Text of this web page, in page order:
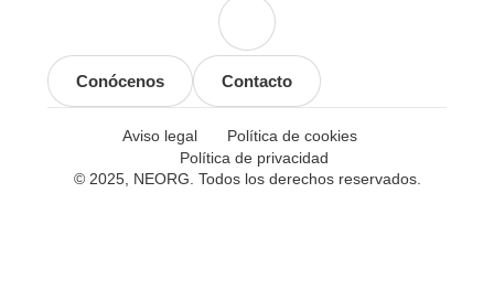
Conócenos Contacto
© 2025, NEORG. Todos los derechos reservados.
Aviso legal
Política de cookies
Política de privacidad